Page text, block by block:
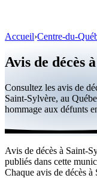
Personnalités
Québec
Canada
International
Par région
Accueil›Centre-du-
Avis de décès
Consultez les avis de
Saint-Sylvère, au
hommage aux défunts
Avis de décès à Saint-
publiés dans cette
Chaque avis de décès